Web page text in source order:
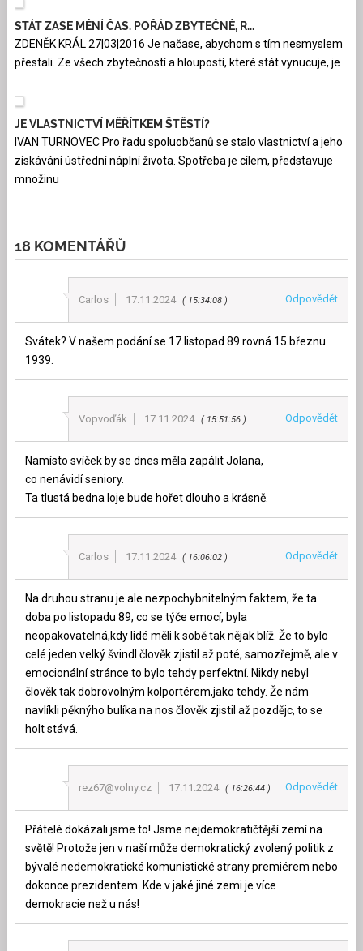
STÁT ZASE MĚNÍ ČAS. POŘÁD ZBYTEČNĚ, R...
ZDENĚK KRÁL 27|03|2016 Je načase, abychom s tím nesmyslem
přestali. Ze všech zbytečností a hloupostí, které stát vynucuje, je
JE VLASTNICTVÍ MĚŘÍTKEM ŠTĚSTÍ?
IVAN TURNOVEC Pro řadu spoluobčanů se stalo vlastnictví a jeho
získávání ústřední náplní života. Spotřeba je cílem, představuje
množinu
18 KOMENTÁŘŮ
Carlos 17.11.2024 15:34:08 Odpovědět
Svátek? V našem podání se 17.listopad 89 rovná 15.březnu
1939.
Vopvoďák 17.11.2024 15:51:56 Odpovědět
Namísto svíček by se dnes měla zapálit Jolana,
co nenávidí seniory.
Ta tlustá bedna loje bude hořet dlouho a krásně.
Carlos 17.11.2024 16:06:02 Odpovědět
Na druhou stranu je ale nezpochybnitelným faktem, že ta
doba po listopadu 89, co se týče emocí, byla
neopakovatelná,kdy lidé měli k sobě tak nějak blíž. Že to bylo
celé jeden velký švindl člověk zjistil až poté, samozřejmě, ale v
emocionální stránce to bylo tehdy perfektní. Nikdy nebyl
člověk tak dobrovolným kolportérem,jako tehdy. Že nám
navlíkli pěknýho bulíka na nos člověk zjistil až pozdějc, to se
holt stává.
rez67@volny.cz 17.11.2024 16:26:44 Odpovědět
Přátelé dokázali jsme to! Jsme nejdemokratičtější zemí na
světě! Protože jen v naší může demokratický zvolený politik z
bývalé nedemokratické komunistické strany premiérem nebo
dokonce prezidentem. Kde v jaké jiné zemi je více
demokracie než u nás!